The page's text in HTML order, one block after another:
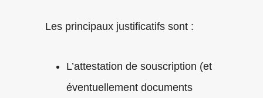
Les principaux justificatifs sont :
L’attestation de souscription (et
éventuellement documents